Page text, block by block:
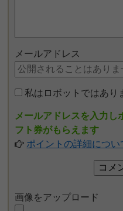
メールアドレス
私はロボットではあり
メールアドレスを入力
フト券がもらえます
ポイントの詳細につい
画像をアップロード